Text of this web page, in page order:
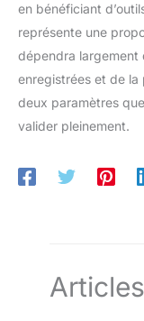
en bénéficiant
représente une
dépendra largement
enregistrées et de la
deux paramètres
valider pleinement.